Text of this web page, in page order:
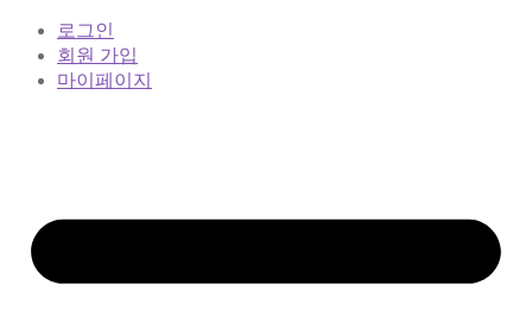
로그인
회원 가입
마이페이지